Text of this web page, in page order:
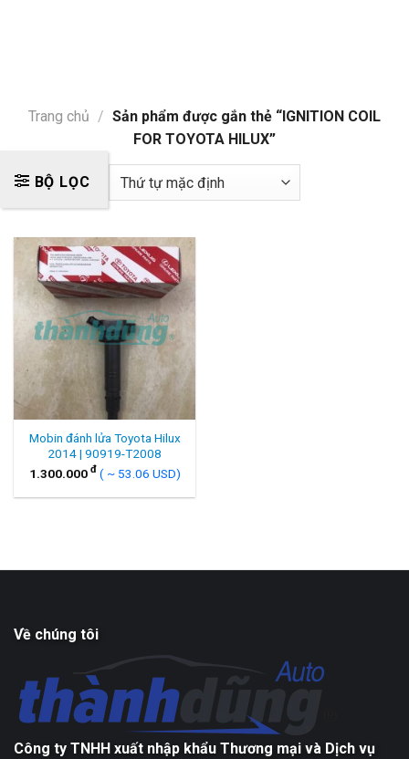
Trang chủ / Sản phẩm được gắn thẻ “IGNITION COIL
FOR TOYOTA HILUX”
BỘ LỌC
Mobin đánh lửa Toyota Hilux
2014 | 90919-T2008
1.300.000 đ ( ~ 53.06 USD)
Về chúng tôi
Công ty TNHH xuất nhập khẩu Thương mại và Dịch vụ